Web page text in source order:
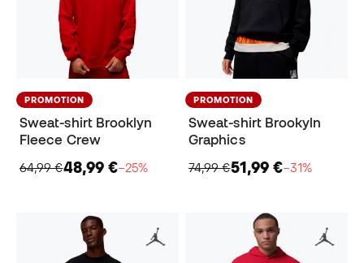
PROMOTION
Sweat-shirt Brooklyn
Fleece Crew
64,99 €48,99 €−25%
PROMOTION
Sweat-shirt Brookyln
Graphics
74,99 €51,99 €−31%